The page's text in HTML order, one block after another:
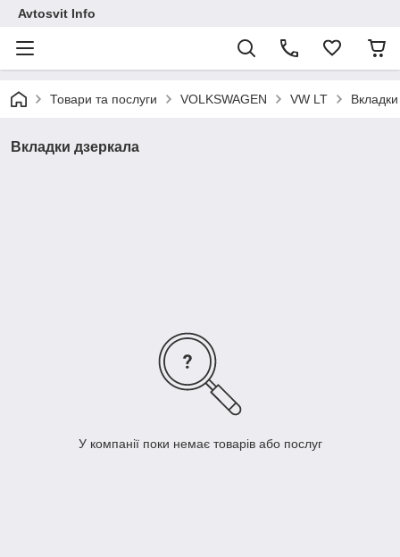
Avtosvit Info
Товари та послуги VOLKSWAGEN VW LT
Вкладки дзеркала
У компанії поки немає товарів або послуг